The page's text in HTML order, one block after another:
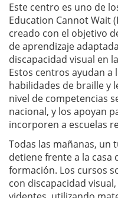
Este centro es uno de
Education Cannot Wait
creado con el objetivo
de aprendizaje
discapacidad visual en
Estos centros ayudan
habilidades de braille y
nivel de competencias
nacional, y los apoyan
incorporen a escuelas
Todas las mañanas, un
detiene frente a la casa
formación. Los cursos
con discapacidad